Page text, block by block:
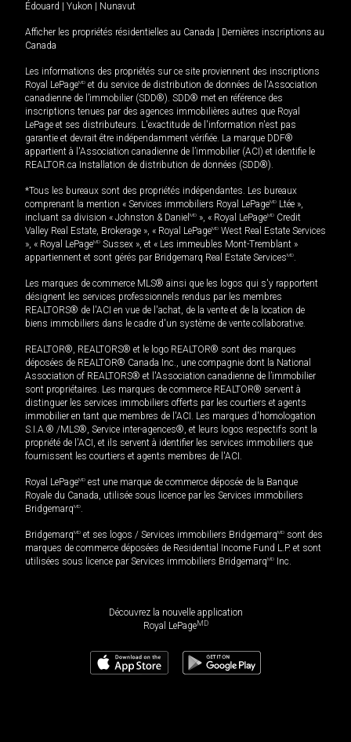
Édouard
Yukon Nunavut
Afficher les propriétés résidentielles au Canada
Dernières inscriptions au
Canada
Les informations des propriétés sur ce site proviennent des inscriptions
Royal LePageMD et du service de distribution de données de l'Association
canadienne de l’immobilier (SDD®). SDD® met en référence des
inscriptions tenues par des agences immobilières autres que Royal
LePage et ses distributeurs. L'exactitude de l'information n'est pas
garantie et devrait être indépendamment vérifiée. La marque DDF®
appartient à l'Association canadienne de l’immobilier (ACI) et identifie le
REALTOR.ca Installation de distribution de données (SDD®).
*Tous les bureaux sont des propriétés indépendantes. Les bureaux
comprenant la mention « Services immobiliers Royal LePageMD Ltée »,
incluant sa division « Johnston & Daniel MD », « Royal LePageMD Credit
Valley Real Estate, Brokerage », « Royal LePageMD West Real Estate Services
», « Royal LePageMD Sussex », et « Les immeubles Mont-Tremblant »
appartiennent et sont gérés par Bridgemarq Real Estate ServicesMD.
Les marques de commerce MLS® ainsi que les logos qui s'y rapportent
désignent les services professionnels rendus par les membres
REALTORS® de l'ACI en vue de l'achat, de la vente et de la location de
biens immobiliers dans le cadre d'un système de vente collaborative.
REALTOR®, REALTORS® et le logo REALTOR® sont des marques
déposées de REALTOR® Canada Inc., une compagnie dont la National
Association of REALTORS® et l'Association canadienne de l’immobilier
sont propriétaires. Les marques de commerce REALTOR® servent à
distinguer les services immobiliers offerts par les courtiers et agents
immobilier en tant que membres de l'ACI. Les marques d'homologation
S.I.A.® /MLS®, Service inter-agences®, et leurs logos respectifs sont la
propriété de l'ACI, et ils servent à identifier les services immobiliers que
fournissent les courtiers et agents membres de l'ACI.
Royal LePageMD est une marque de commerce déposée de la Banque
Royale du Canada, utilisée sous licence par les Services immobiliers
BridgemarqMD.
BridgemarqMD et ses logos / Services immobiliers BridgemarqMD sont des
marques de commerce déposées de Residential Income Fund L.P. et sont
utilisées sous licence par Services immobiliers BridgemarqMD Inc.
Découvrez la nouvelle application
Royal LePageMD